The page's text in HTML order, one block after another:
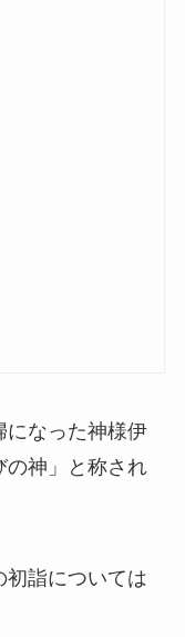
になった神様伊
の神」と称され
初詣については